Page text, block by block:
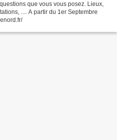
que vous vous posez. Lieux,
.... A partir du 1er Septembre